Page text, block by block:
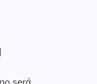
será